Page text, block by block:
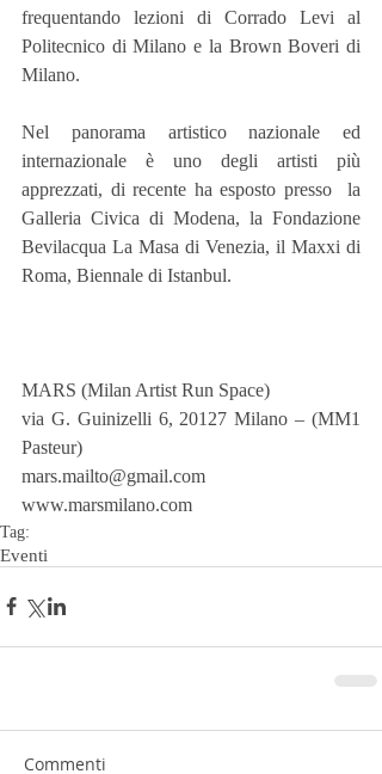
frequentando lezioni di Corrado Levi al
Politecnico di Milano e la Brown Boveri di
Milano.
Nel panorama artistico nazionale ed
internazionale è uno degli artisti più
apprezzati, di recente ha esposto presso  la
Galleria Civica di Modena, la Fondazione
Bevilacqua La Masa di Venezia, il Maxxi di
Roma, Biennale di Istanbul.
MARS (Milan Artist Run Space)
via G. Guinizelli 6, 20127 Milano – (MM1
Pasteur)
mars.mailto@gmail.com
www.marsmilano.com
Tag:
Eventi
Commenti